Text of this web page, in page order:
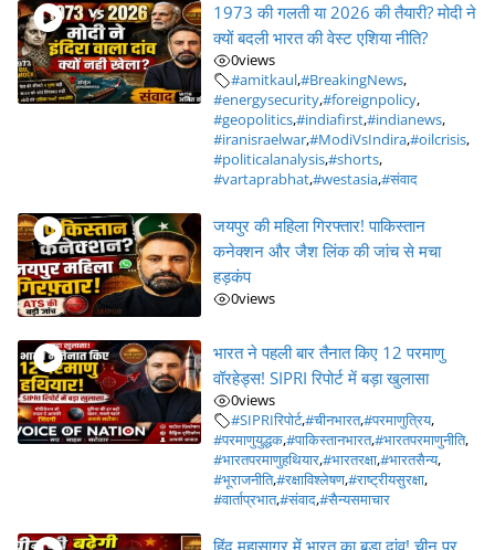
1973 की गलती या 2026 की तैयारी? मोदी ने
क्यों बदली भारत की वेस्ट एशिया नीति?
0views
#amitkaul,#BreakingNews,
#energysecurity,#foreignpolicy,
#geopolitics,#indiafirst,#indianews,
#iranisraelwar,#ModiVsIndira,#oilcrisis,
#politicalanalysis,#shorts,
#vartaprabhat,#westasia,#संवाद
जयपुर की महिला गिरफ्तार! पाकिस्तान
कनेक्शन और जैश लिंक की जांच से मचा
हड़कंप
0views
भारत ने पहली बार तैनात किए 12 परमाणु
वॉरहेड्स! SIPRI रिपोर्ट में बड़ा खुलासा
0views
#SIPRIरिपोर्ट,#चीनभारत,#परमाणुत्रिय,
#परमाणुयुद्धक,#पाकिस्तानभारत,#भारतपरमाणुनीति,
#भारतपरमाणुहथियार,#भारतरक्षा,#भारतसैन्य,
#भूराजनीति,#रक्षाविश्लेषण,#राष्ट्रीयसुरक्षा,
#वार्ताप्रभात,#संवाद,#सैन्यसमाचार